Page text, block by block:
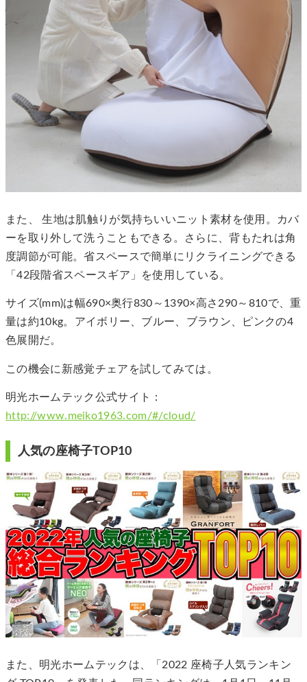
また、 生地は肌触りが気持ちいいニット素材を使用。カバ
ーを取り外して洗うこともできる。さらに、背もたれは角
度調節が可能。省スペースで簡単にリクライニングできる
「42段階省スペースギア」を使用している。
サイズ(mm)は幅690×奥行830～1390×高さ290～810で、重
量は約10kg。アイボリー、ブルー、ブラウン、ピンクの4
色展開だ。
この機会に新感覚チェアを試してみては。
明光ホームテック公式サイト：
http://www.meiko1963.com/#/cloud/
人気の座椅子TOP10
また、明光ホームテックは、「2022 座椅子人気ランキン